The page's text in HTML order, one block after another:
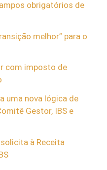
obrigatórios de
melhor” para o
com imposto de
uma nova lógica de
Gestor, IBS e
à Receita